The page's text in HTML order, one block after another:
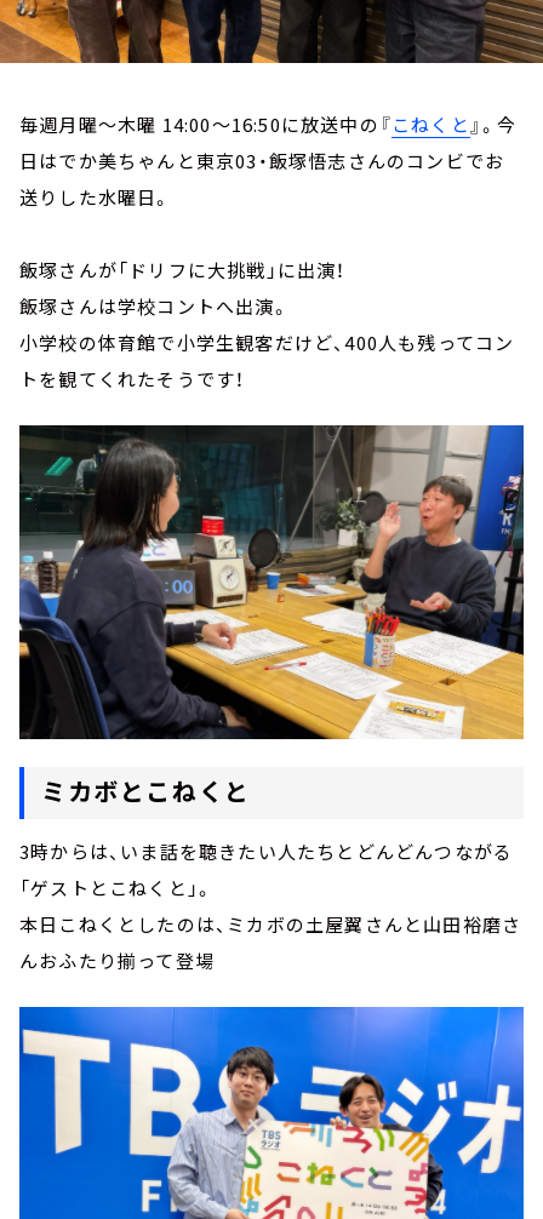
毎週月曜～木曜 14:00～16:50に放送中の『こねくと』。今
日はでか美ちゃんと東京03・飯塚悟志さんのコンビでお
送りした水曜日。
飯塚さんが「ドリフに大挑戦」に出演！
飯塚さんは学校コントへ出演。
小学校の体育館で小学生観客だけど、400人も残ってコン
トを観てくれたそうです！
ミカボとこねくと
3時からは、いま話を聴きたい人たちとどんどんつながる
「ゲストとこねくと」。
本日こねくとしたのは、ミカボの土屋翼さんと山田裕磨さ
んおふたり揃って登場